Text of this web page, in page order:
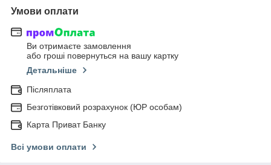
Умови оплати
Ви отримаєте замовлення
або гроші повернуться на вашу картку
Детальніше
Післяплата
Безготівковий розрахунок (ЮР особам)
Карта Приват Банку
Всі умови оплати